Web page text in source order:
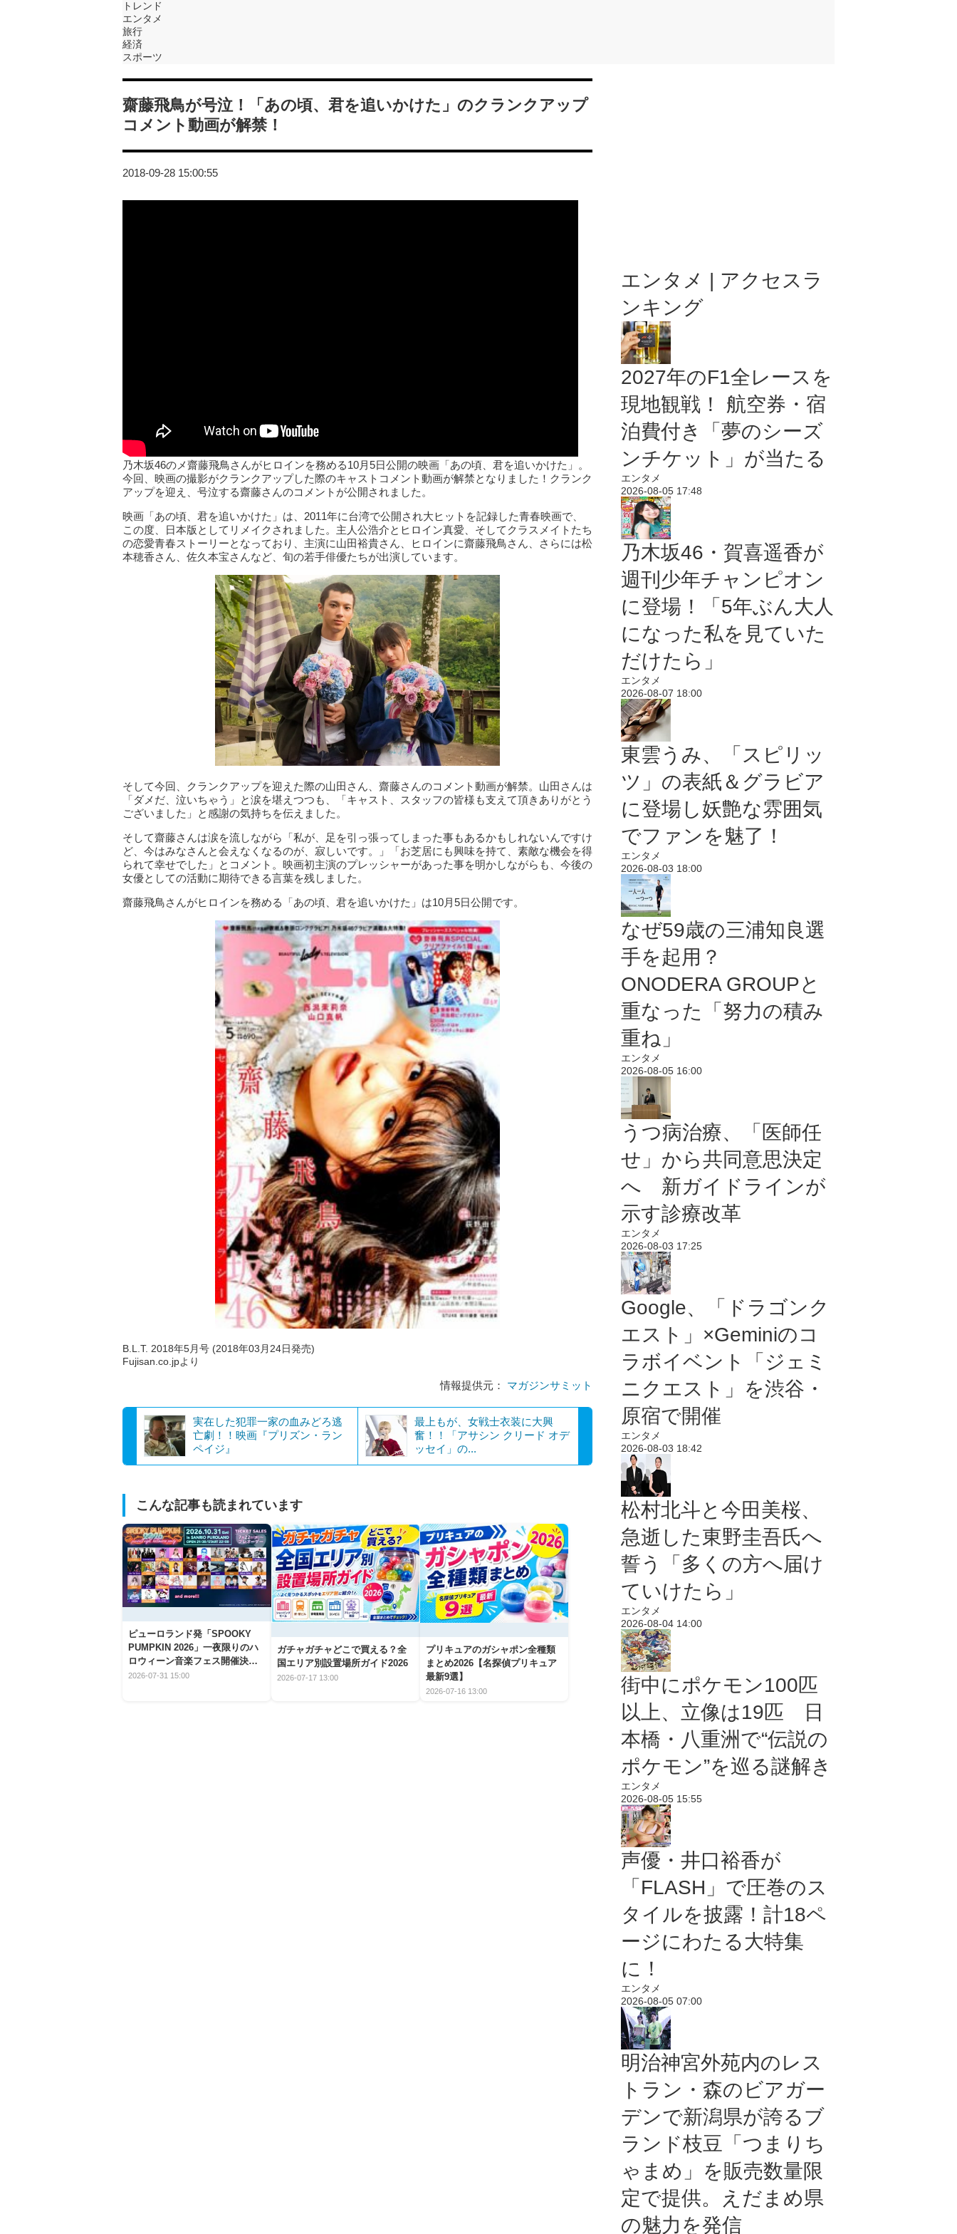
トレンド
エンタメ
旅行
経済
スポーツ
齋藤飛鳥が号泣！「あの頃、君を追いかけた」のクランクアップ
コメント動画が解禁！
2018-09-28 15:00:55
乃木坂46のメ齋藤飛鳥さんがヒロインを務める10月5日公開の映画「あの頃、君を追いかけた」。
今回、映画の撮影がクランクアップした際のキャストコメント動画が解禁となりました！クランク
アップを迎え、号泣する齋藤さんのコメントが公開されました。
映画「あの頃、君を追いかけた」は、2011年に台湾で公開され大ヒットを記録した青春映画で、
この度、日本版としてリメイクされました。主人公浩介とヒロイン真愛、そしてクラスメイトたち
の恋愛青春ストーリーとなっており、主演に山田裕貴さん、ヒロインに齋藤飛鳥さん、さらには松
本穂香さん、佐久本宝さんなど、旬の若手俳優たちが出演しています。
そして今回、クランクアップを迎えた際の山田さん、齋藤さんのコメント動画が解禁。山田さんは
「ダメだ、泣いちゃう」と涙を堪えつつも、「キャスト、スタッフの皆様も支えて頂きありがとう
ございました」と感謝の気持ちを伝えました。
そして齋藤さんは涙を流しながら「私が、足を引っ張ってしまった事もあるかもしれないんですけ
ど、今はみなさんと会えなくなるのが、寂しいです。」「お芝居にも興味を持て、素敵な機会を得
られて幸せでした」とコメント。映画初主演のプレッシャーがあった事を明かしながらも、今後の
女優としての活動に期待できる言葉を残しました。
齋藤飛鳥さんがヒロインを務める「あの頃、君を追いかけた」は10月5日公開です。
B.L.T. 2018年5月号 (2018年03月24日発売)
Fujisan.co.jpより
情報提供元： マガジンサミット
実在した犯罪一家の血みどろ逃
亡劇！！映画『プリズン・ラン
ペイジ』
最上もが、女戦士衣装に大興
奮！！「アサシン クリード オデ
ッセイ」の...
こんな記事も読まれています
ピューロランド発「SPOOKY
PUMPKIN 2026」一夜限りのハ
ロウィーン音楽フェス開催決
定！
2026-07-31 15:00
ガチャガチャどこで買える？全
国エリア別設置場所ガイド2026
2026-07-17 13:00
プリキュアのガシャポン全種類
まとめ2026【名探偵プリキュア
最新9選】
2026-07-16 13:00
エンタメ | アクセスラ
ンキング
2027年のF1全レースを
現地観戦！ 航空券・宿
泊費付き「夢のシーズ
ンチケット」が当たる
エンタメ
2026-08-05 17:48
乃木坂46・賀喜遥香が
週刊少年チャンピオン
に登場！「5年ぶん大人
になった私を見ていた
だけたら」
エンタメ
2026-08-07 18:00
東雲うみ、「スピリッ
ツ」の表紙＆グラビア
に登場し妖艶な雰囲気
でファンを魅了！
エンタメ
2026-08-03 18:00
なぜ59歳の三浦知良選
手を起用？
ONODERA GROUPと
重なった「努力の積み
重ね」
エンタメ
2026-08-05 16:00
うつ病治療、「医師任
せ」から共同意思決定
へ 新ガイドラインが
示す診療改革
エンタメ
2026-08-03 17:25
Google、「ドラゴンク
エスト」×Geminiのコ
ラボイベント「ジェミ
ニクエスト」を渋谷・
原宿で開催
エンタメ
2026-08-03 18:42
松村北斗と今田美桜、
急逝した東野圭吾氏へ
誓う「多くの方へ届け
ていけたら」
エンタメ
2026-08-04 14:00
街中にポケモン100匹
以上、立像は19匹 日
本橋・八重洲で“伝説の
ポケモン”を巡る謎解き
エンタメ
2026-08-05 15:55
声優・井口裕香が
「FLASH」で圧巻のス
タイルを披露！計18ペ
ージにわたる大特集
に！
エンタメ
2026-08-05 07:00
明治神宮外苑内のレス
トラン・森のビアガー
デンで新潟県が誇るブ
ランド枝豆「つまりち
ゃまめ」を販売数量限
定で提供。えだまめ県
の魅力を発信